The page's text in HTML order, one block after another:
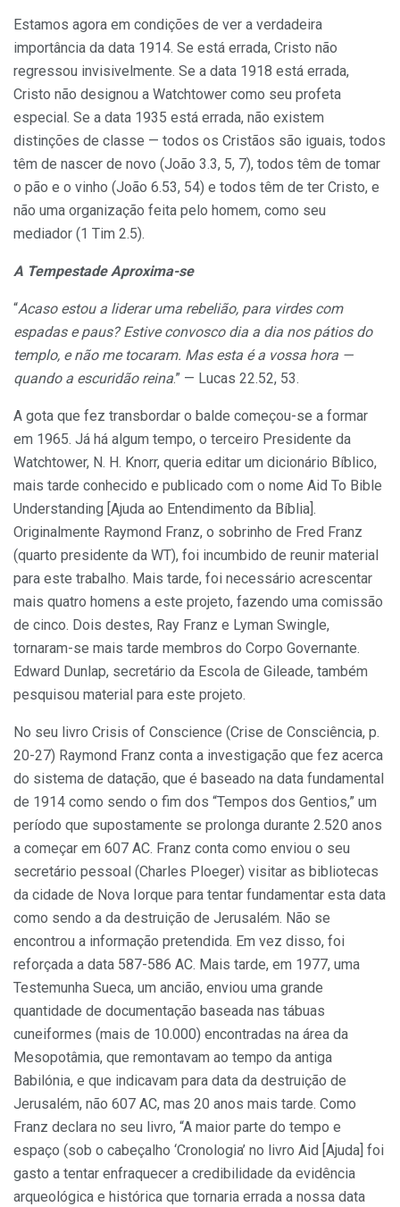
Estamos agora em condições de ver a verdadeira
importância da data 1914. Se está errada, Cristo não
regressou invisivelmente. Se a data 1918 está errada,
Cristo não designou a Watchtower como seu profeta
especial. Se a data 1935 está errada, não existem
distinções de classe — todos os Cristãos são iguais, todos
têm de nascer de novo (João 3.3, 5, 7), todos têm de tomar
o pão e o vinho (João 6.53, 54) e todos têm de ter Cristo, e
não uma organização feita pelo homem, como seu
mediador (1 Tim 2.5).
A Tempestade Aproxima-se
“Acaso estou a liderar uma rebelião, para virdes com
espadas e paus? Estive convosco dia a dia nos pátios do
templo, e não me tocaram. Mas esta é a vossa hora —
quando a escuridão reina.” — Lucas 22.52, 53.
A gota que fez transbordar o balde começou-se a formar
em 1965. Já há algum tempo, o terceiro Presidente da
Watchtower, N. H. Knorr, queria editar um dicionário Bíblico,
mais tarde conhecido e publicado com o nome Aid To Bible
Understanding [Ajuda ao Entendimento da Bíblia].
Originalmente Raymond Franz, o sobrinho de Fred Franz
(quarto presidente da WT), foi incumbido de reunir material
para este trabalho. Mais tarde, foi necessário acrescentar
mais quatro homens a este projeto, fazendo uma comissão
de cinco. Dois destes, Ray Franz e Lyman Swingle,
tornaram-se mais tarde membros do Corpo Governante.
Edward Dunlap, secretário da Escola de Gileade, também
pesquisou material para este projeto.
No seu livro Crisis of Conscience (Crise de Consciência, p.
20-27) Raymond Franz conta a investigação que fez acerca
do sistema de datação, que é baseado na data fundamental
de 1914 como sendo o fim dos “Tempos dos Gentios,” um
período que supostamente se prolonga durante 2.520 anos
a começar em 607 AC. Franz conta como enviou o seu
secretário pessoal (Charles Ploeger) visitar as bibliotecas
da cidade de Nova Iorque para tentar fundamentar esta data
como sendo a da destruição de Jerusalém. Não se
encontrou a informação pretendida. Em vez disso, foi
reforçada a data 587-586 AC. Mais tarde, em 1977, uma
Testemunha Sueca, um ancião, enviou uma grande
quantidade de documentação baseada nas tábuas
cuneiformes (mais de 10.000) encontradas na área da
Mesopotâmia, que remontavam ao tempo da antiga
Babilónia, e que indicavam para data da destruição de
Jerusalém, não 607 AC, mas 20 anos mais tarde. Como
Franz declara no seu livro, “A maior parte do tempo e
espaço (sob o cabeçalho ‘Cronologia’ no livro Aid [Ajuda] foi
gasto a tentar enfraquecer a credibilidade da evidência
arqueológica e histórica que tornaria errada a nossa data